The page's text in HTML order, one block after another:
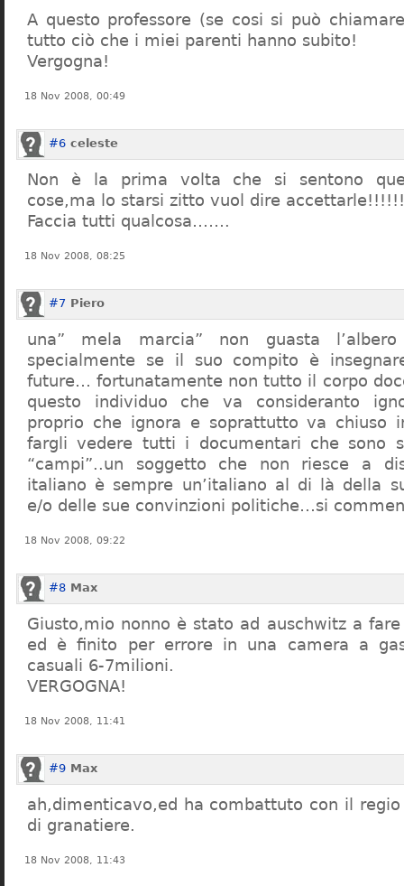
A questo professore (se cosi si può
tutto ciò che i miei parenti hanno subito!
Vergogna!
18 Nov 2008, 00:49
#6 celeste
Non è la prima volta che si sentono
cose,ma lo starsi zitto vuol dire accettarle!!!!!!
Faccia tutti qualcosa…….
18 Nov 2008, 08:25
#7 Piero
una” mela marcia” non guasta
specialmente se il suo compito è
future… fortunatamente non tutto il corpo
questo individuo che va consideranto
proprio che ignora e soprattutto va chiuso
fargli vedere tutti i documentari che sono
“campi”..un soggetto che non riesce a
italiano è sempre un’italiano al di là della
e/o delle sue convinzioni politiche…si
18 Nov 2008, 09:22
#8 Max
Giusto,mio nonno è stato ad auschwitz a
ed è finito per errore in una camera a
casuali 6-7milioni.
VERGOGNA!
18 Nov 2008, 11:41
#9 Max
ah,dimenticavo,ed ha combattuto con il
di granatiere.
18 Nov 2008, 11:43